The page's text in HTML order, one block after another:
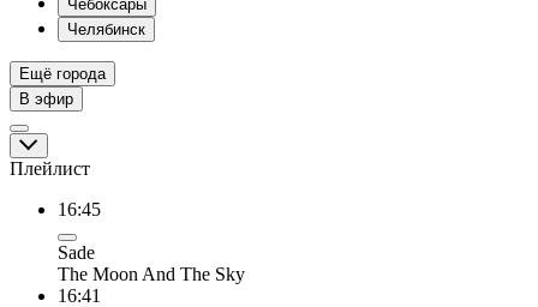
Чебоксары
Челябинск
Ещё города
В эфир
Плейлист
16:45
Sade
The Moon And The Sky
16:41